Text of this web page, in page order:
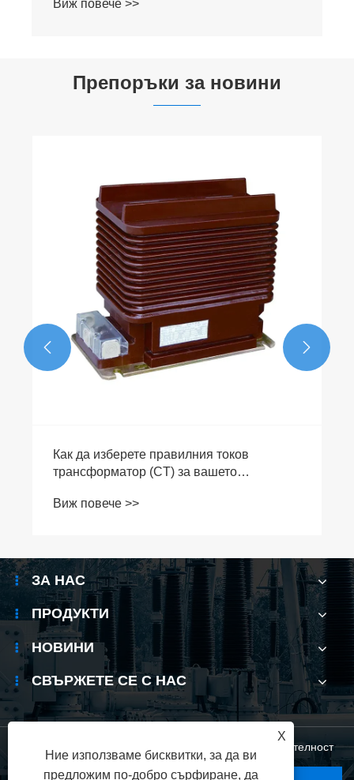
Виж повече >>
Препоръки за новини
Как да изберете правилния токов
трансформатор (CT) за вашето
Виж повече >>
 
ЗА НАС
ПРОДУКТИ
НОВИНИ
СВЪРЖЕТЕ СЕ С НАС
Политика за поверителност
X
Ние използваме бисквитки, за да ви
предложим по-добро сърфиране, да